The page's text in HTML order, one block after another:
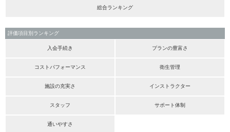
総合ランキング
評価項目別ランキング
入会手続き プランの豊富さ
コストパフォーマンス 衛生管理
施設の充実さ インストラクター
スタッフ サポート体制
通いやすさ